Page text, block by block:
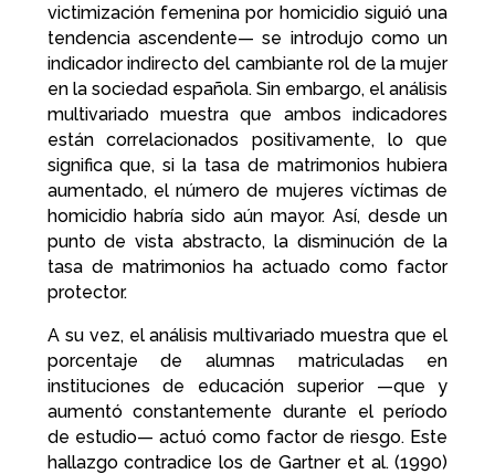
victimización femenina por homicidio siguió una
tendencia ascendente— se introdujo como un
indicador indirecto del cambiante rol de la mujer
en la sociedad española. Sin embargo, el análisis
multivariado muestra que ambos indicadores
están correlacionados positivamente, lo que
significa que, si la tasa de matrimonios hubiera
aumentado, el número de mujeres víctimas de
homicidio habría sido aún mayor. Así, desde un
punto de vista abstracto, la disminución de la
tasa de matrimonios ha actuado como factor
protector.
A su vez, el análisis multivariado muestra que el
porcentaje de alumnas matriculadas en
instituciones de educación superior —que y
aumentó constantemente durante el período
de estudio— actuó como factor de riesgo. Este
hallazgo contradice los de Gartner et al. (1990)